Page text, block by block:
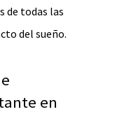
de todas las
del sueño.
en